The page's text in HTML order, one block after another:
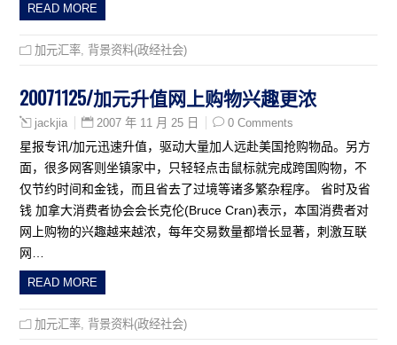
READ MORE
加元汇率 背景资料(政经社会)
20071125/加元升值网上购物兴趣更浓
jackjia 2007 年 11 月 25 日 0 Comments
星报专讯/加元迅速升值，驱动大量加人远赴美国抢购物品。另方
面，很多网客则坐镇家中，只轻轻点击鼠标就完成跨国购物，不
仅节约时间和金钱，而且省去了过境等诸多繁杂程序。 省时及省
钱 加拿大消费者协会会长克伦(Bruce Cran)表示，本国消费者对
网上购物的兴趣越来越浓，每年交易数量都增长显著，刺激互联
网…
READ MORE
加元汇率 背景资料(政经社会)